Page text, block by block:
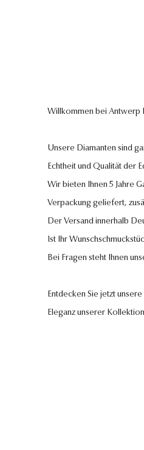
Willkommen bei Antwerp
Unsere Diamanten sind
Echtheit und Qualität der
Wir bieten Ihnen 5 Jahre
Verpackung geliefert,
Der Versand innerhalb
Ist Ihr
Bei Fragen steht Ihnen
Entdecken Sie jetzt
Eleganz unserer